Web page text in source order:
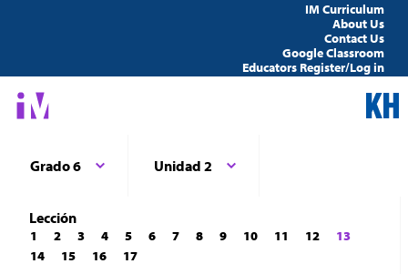
IM Curriculum
About Us
Contact Us
Google Classroom
Educators Register/Log in
Grado 6 Unidad 2
Lección
1 2 3 4 5 6 7 8 9 10 11 12
13
14
15 16 17